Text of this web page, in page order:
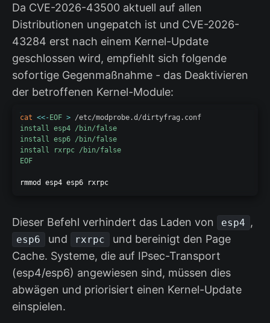
Da CVE-2026-43500 aktuell auf allen
Distributionen ungepatch ist und CVE-2026-
43284 erst nach einem Kernel-Update
geschlossen wird, empfiehlt sich folgende
sofortige Gegenmaßnahme - das Deaktivieren
der betroffenen Kernel-Module:
cat <<- EOF > /etc/modprobe.d/dirtyfrag.conf
install esp4 /bin/false
install esp6 /bin/false
install rxrpc /bin/false
EOF
rmmod esp4 esp6 rxrpc
Dieser Befehl verhindert das Laden von esp4 ,
esp6 und rxrpc
und bereinigt den Page
Cache. Systeme, die auf IPsec-Transport
(esp4/esp6) angewiesen sind, müssen dies
abwägen und priorisiert einen Kernel-Update
einspielen.